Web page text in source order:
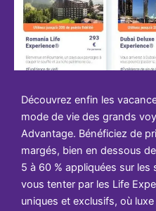
Découvrez enfin les
mode de vie des grands
Advantage. Bénéficiez de
margés, bien en dessous
5 à 60 % appliquées sur
vous tenter par les Life
uniques et exclusifs, où